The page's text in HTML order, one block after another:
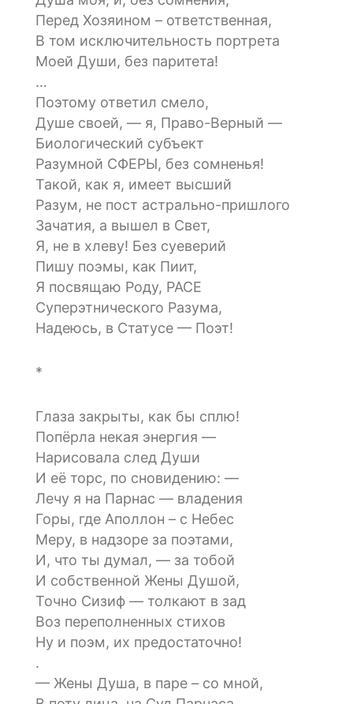
Перед Хозяином – ответственная,
В том исключительность портрета
Моей Души, без паритета!
…
Поэтому ответил смело,
Душе своей, — я, Право-Верный —
Биологический субъект
Разумной СФЕРЫ, без сомненья!
Такой, как я, имеет высший
Разум, не пост астрально-пришлого
Зачатия, а вышел в Свет,
Я, не в хлеву! Без суеверий
Пишу поэмы, как Пиит,
Я посвящаю Роду, РАСЕ
Суперэтнического Разума,
Надеюсь, в Статусе — Поэт!
*
Глаза закрыты, как бы сплю!
Попёрла некая энергия —
Нарисовала след Души
И её торс, по сновидению: —
Лечу я на Парнас — владения
Горы, где Аполлон – с Небес
Меру, в надзоре за поэтами,
И, что ты думал, — за тобой
И собственной Жены Душой,
Точно Сизиф — толкают в зад
Воз переполненных стихов
Ну и поэм, их предостаточно!
.
— Жены Душа, в паре – со мной,